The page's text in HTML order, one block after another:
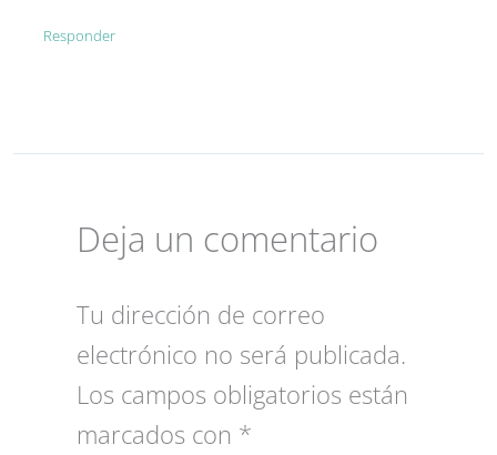
Responder
Deja un comentario
Tu dirección de correo
electrónico no será publicada.
Los campos obligatorios están
marcados con *